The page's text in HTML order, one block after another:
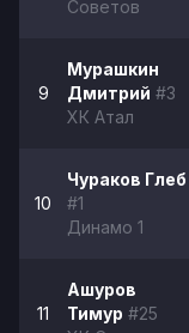
Советов
9
Мурашкин
Дмитрий #3
ХК Атал
10
Чураков Глеб
#1
Динамо 1
11
Ашуров
Тимур #25